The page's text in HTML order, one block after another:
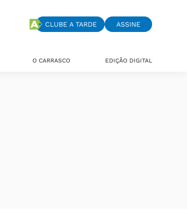
CLUBE A TARDE ASSINE
O CARRASCO EDIÇÃO DIGITAL